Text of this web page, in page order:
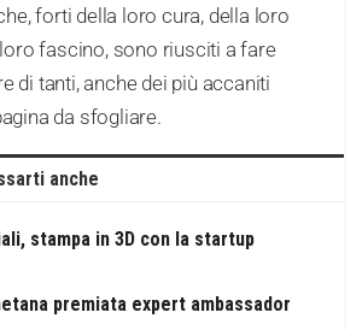
forti della loro cura, della loro
fascino, sono riusciti a fare
di tanti, anche dei più accaniti
da sfogliare.
anche
stampa in 3D con la startup
premiata expert ambassador